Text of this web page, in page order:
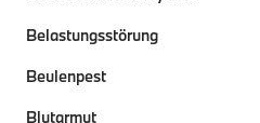
Belastungsstörung
Beulenpest
Blutarmut